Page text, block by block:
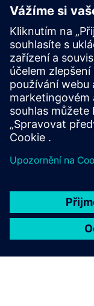
Human-
Enterprise
EDI vyniká jako lídr
a umožňuje to
službami.
Další informace